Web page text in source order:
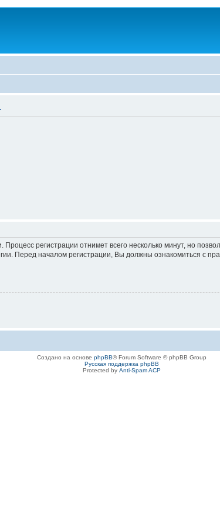
регистрации отнимет всего несколько минут, но
Перед началом регистрации, Вы должны ознакомиться с
Создано на основе phpBB® Forum Software © phpBB Group
Русская поддержка phpBB
Protected by Anti-Spam ACP